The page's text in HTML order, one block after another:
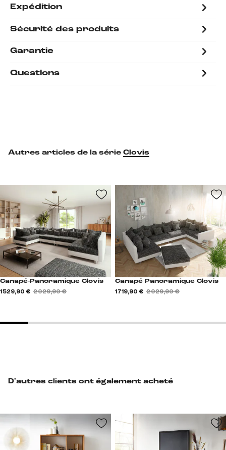
Expédition
Sécurité des produits
Garantie
Questions
D'autres clients ont également acheté
Autres articles de la série Clovis
Canapé-Panoramique Clovis
1 529,90 € 2 029,90 €
Canapé Panoramique Clovis
1 719,90 € 2 029,90 €